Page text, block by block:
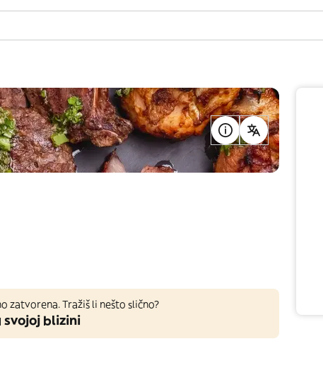
zatvorena. Tražiš li nešto slično?
svojoj blizini